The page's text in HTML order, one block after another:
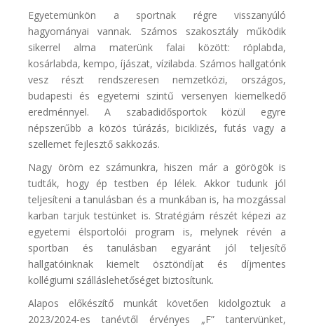
Egyetemünkön a sportnak régre visszanyúló
hagyományai vannak. Számos szakosztály működik
sikerrel alma materünk falai között: röplabda,
kosárlabda, kempo, íjászat, vízilabda. Számos hallgatónk
vesz részt rendszeresen nemzetközi, országos,
budapesti és egyetemi szintű versenyen kiemelkedő
eredménnyel. A szabadidősportok közül egyre
népszerűbb a közös túrázás, biciklizés, futás vagy a
szellemet fejlesztő sakkozás.
Nagy öröm ez számunkra, hiszen már a görögök is
tudták, hogy ép testben ép lélek. Akkor tudunk jól
teljesíteni a tanulásban és a munkában is, ha mozgással
karban tarjuk testünket is. Stratégiám részét képezi az
egyetemi élsportolói program is, melynek révén a
sportban és tanulásban egyaránt jól teljesítő
hallgatóinknak kiemelt ösztöndíjat és díjmentes
kollégiumi szálláslehetőséget biztosítunk.
Alapos előkészítő munkát követően kidolgoztuk a
2023/2024-es tanévtől érvényes „F” tantervünket,